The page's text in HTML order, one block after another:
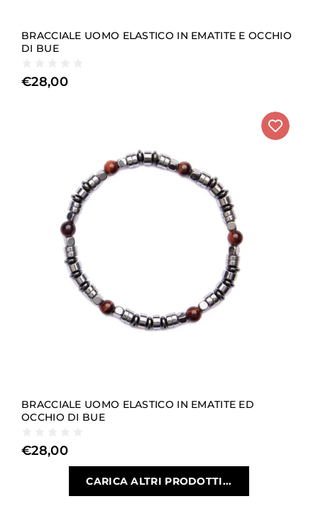
BRACCIALE UOMO ELASTICO IN EMATITE E OCCHIO
DI BUE
€28,00
BRACCIALE UOMO ELASTICO IN EMATITE ED
OCCHIO DI BUE
€28,00
CARICA ALTRI PRODOTTI...